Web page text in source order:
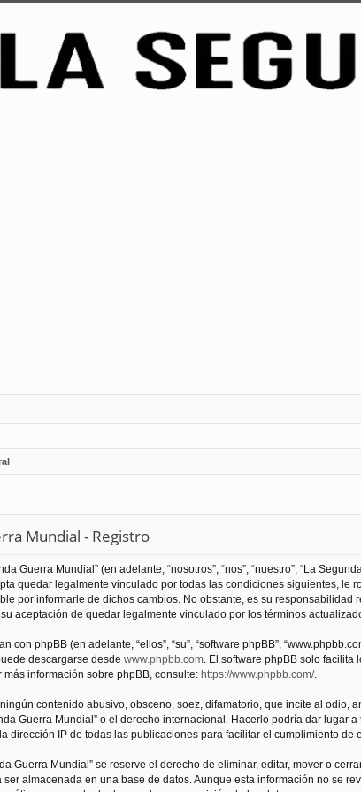
Mundial - Registro
Guerra Mundial” (en adelante, “nosotros”, “nos”, “nuestro”, “La
quedar legalmente vinculado por todas las condiciones siguientes, le
por informarle de dichos cambios. No obstante, es su
aceptación de quedar legalmente vinculado por los términos
con phpBB (en adelante, “ellos”, “su”, “software phpBB”,
descargarse desde www.phpbb.com. El software phpBB solo facilita
más información sobre phpBB, consulte: https://www.phpbb.com/.
contenido abusivo, obsceno, soez, difamatorio, que incite al odio,
Guerra Mundial” o el derecho internacional. Hacerlo podría dar
dirección IP de todas las publicaciones para facilitar el cumplimiento de
Guerra Mundial” se reserve el derecho de eliminar, editar, mover o
almacenada en una base de datos. Aunque esta información no se